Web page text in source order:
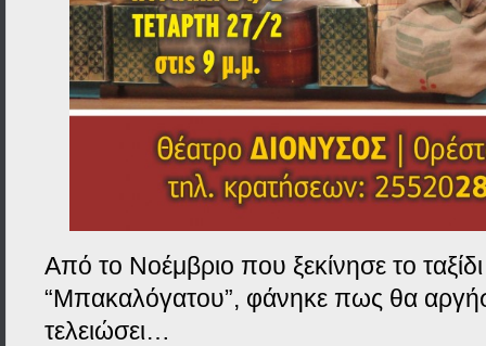
Από το Νοέμβριο που ξεκίνησε το
“Μπακαλόγατου”, φάνηκε πως θα
τελειώσει…